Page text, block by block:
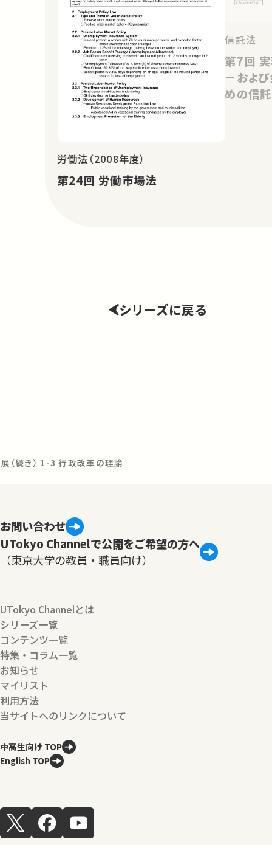
労働法（2008年度）
第24回 労働市場法
信託法
第7回 実務家第2回「運用型信託
－およ
めの信託
シリーズに戻る
（続き） 1-3 行政改革の理論
お問い合わせ
UTokyo Channelで公開をご希望の方へ
（東京大学の教員・職員向け）
UTokyo Channelとは
シリーズ一覧
コンテンツ一覧
特集・コラム一覧
お知らせ
マイリスト
利用方法
当サイトへのリンクについて
中高生向け TOP
English TOP